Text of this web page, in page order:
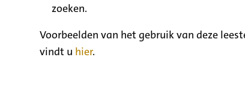
zoeken.
Voorbeelden van het gebruik van deze
vindt u hier.